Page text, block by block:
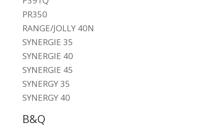
PR350
RANGE/JOLLY 40N
SYNERGIE 35
SYNERGIE 40
SYNERGIE 45
SYNERGY 35
SYNERGY 40
B&Q